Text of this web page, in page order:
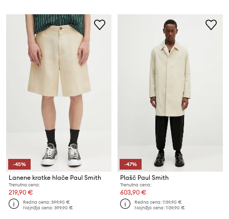
-45%
Lanene kratke hlače Paul Smith
Trenutna cena:
219,90 €
Redna cena:399,90 €
Najnižja cena:399,90 €
-47%
Plašč Paul Smith
Trenutna cena:
603,90 €
Redna cena:1139,90 €
Najnižja cena:1139,90 €